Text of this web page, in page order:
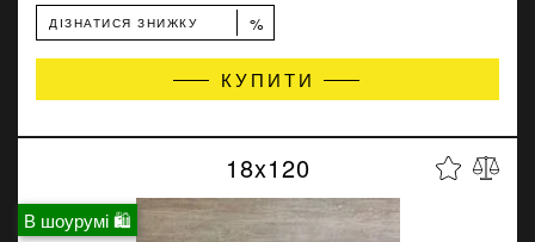
ДІЗНАТИСЯ ЗНИЖКУ %
КУПИТИ
В шоурумі 🛍
18x120